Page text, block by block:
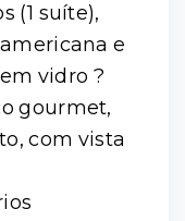
(1 suíte),
e
vidro ?
gourmet,
com vista